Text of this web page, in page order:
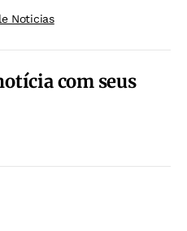
Noticias
com seus